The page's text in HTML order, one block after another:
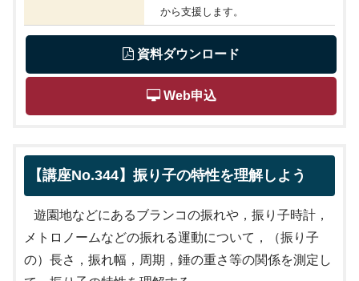
から支援します。
資料ダウンロード
Web申込
【講座No.344】振り子の特性を理解しよう
遊園地などにあるブランコの振れや，振り子時計，
メトロノームなどの振れる運動について，（振り子
の）長さ，振れ幅，周期，錘の重さ等の関係を測定し